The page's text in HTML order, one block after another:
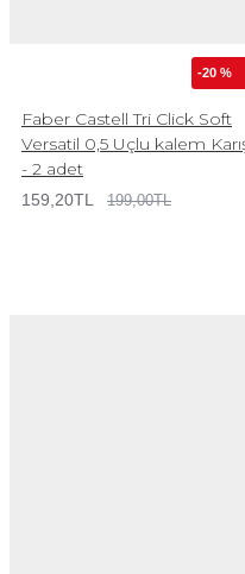
-20 %
Faber Castell Tri Click Soft
Versatil 0,5 Uçlu kalem
- 2 adet
159,20TL 199,00TL